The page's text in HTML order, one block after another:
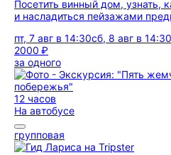
Посетить винный дом, узнать,
и насладиться пейзажами
пт, 7 авг в 14:30сб, 8 авг в 14:30
2000 ₽
за одного
12 часов
На автобусе
групповая